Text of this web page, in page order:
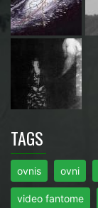
TAGS
ovnis ovni
video fantome